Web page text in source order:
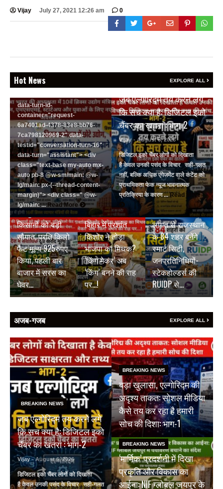
Vijay July 27, 2021 12:26 am 0
Hot News EXPLORE ALL
focus:outline-none has-data-
R6Vx5W_threadScrollVars
dir="auto" data-turn-
id="request-6a7401ad-4378-
data-turn-id-
container="request-
6a7401ad-4378-83e8-bb76-
7ca798120969-2" data-
testid="conversation-turn-16"
data-turn="assistant"> <div
class="text-base my-auto mx-
auto pb-8 @w-sm/main: @w-
lg/main: px-(--thread-content-
margin)"> <div class=" @w-
lg/main: ... Read More
जब एल्गोरिद्म तय करने लगे
कि सच क्या है: डिजिटल इको
चैंबर का खतरा : भाग-2
Vijay - August 6, 2026
डिजिटल इको चैंबर लोगों को दिखाता
है केवल उनकी पसंद के विचार सही-गलत
नहीं, बल्कि अधिक एंगेजमेंट वाले कंटेंट को
प्राथमिकता फेक न्यूज भावनात्मक
प्रतिक्रिया के कारण ... Read More
BREAKING NEWS
जयपुर डेयरी की
किसानों को बड़ी
सौगात, प्रति किलो
फैट मूल्य 925रुपए
किया, पहली बार
बाजार में सरस का
घेवर…
BREAKING NEWS
बिहार में प्रशांत
किशोर ने तोड़ा
भाजपा का मिथक?
‘किंग मेकर’ अब
‘किंग’ बनने की राह
पर…!
BREAKING NEWS
₹9500 करोड़ की
लागत से राजस्थान
के 84 शहर बनेंगे
स्मार्ट सिटी,
जनप्रतिनिधियों-
स्टेकहोल्डर्स की
RUIDP से…
अजब-गजब EXPLORE ALL
BREAKING NEWS
जब एल्गोरिद्म तय करने लगे
कि सच क्या है: डिजिटल इको
चैंबर का खतरा : भाग-2
Vijay - August 6, 2026
डिजिटल इको चैंबर लोगों को दिखाता
है केवल उनकी पसंद के विचार सही-गलत
BREAKING NEWS
बड़ा खुलासा, एल्गोरिद्म की
अदृश्य ताकत: सोशल मीडिया
कैसे तय कर रहा है हमारी
सोच की दिशा: भाग-1
BREAKING NEWS
‘मार्मिक’ प्रदर्शनी में दिखा
प्रकृति और विकास का
आईना: NIF ग्लोबल जयपुर के